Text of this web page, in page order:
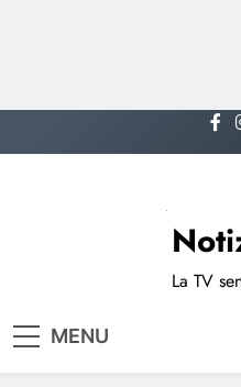
to
La TV
MENU